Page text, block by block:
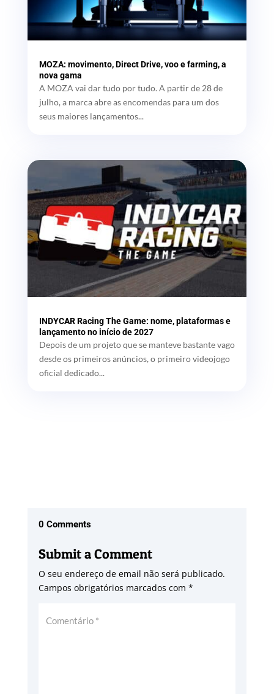
MOZA: movimento, Direct Drive, voo e farming, a
nova gama
A MOZA vai dar tudo por tudo. A partir de 28 de
julho, a marca abre as encomendas para um dos
seus maiores lançamentos...
INDYCAR Racing The Game: nome, plataformas e
lançamento no início de 2027
Depois de um projeto que se manteve bastante vago
desde os primeiros anúncios, o primeiro videojogo
oficial dedicado...
0 Comments
Submit a Comment
O seu endereço de email não será publicado.
Campos obrigatórios marcados com *